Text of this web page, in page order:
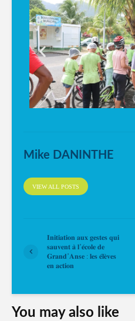
Mike DANINTHE
VIEW ALL POSTS
𝐈𝐧𝐢𝐭𝐢𝐚𝐭𝐢𝐨𝐧 𝐚𝐮𝐱 𝐠𝐞𝐬𝐭𝐞𝐬 𝐪𝐮𝐢
𝐬𝐚𝐮𝐯𝐞𝐧𝐭 𝐚̀ 𝐥’𝐞́𝐜𝐨𝐥𝐞 𝐝𝐞
𝐆𝐫𝐚𝐧𝐝’𝐀𝐧𝐬𝐞 : 𝐥𝐞𝐬 𝐞́𝐥𝐞̀𝐯𝐞𝐬
𝐞𝐧 𝐚𝐜𝐭𝐢𝐨𝐧
You may also like